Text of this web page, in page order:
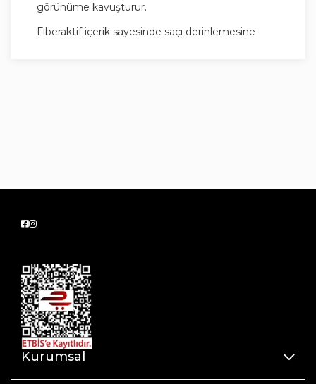
görünüme kavuşturur.
Fiberaktif içerik sayesinde saçı derinlemesine
Islak saça dipten uca masaj yaparak uygulayın.
uygulama önerilir.
Güvenlik Bilgileri
Gözle temas halinde ılık suyla durulayın.
Serin, güneş ışığından uzak bir yerde saklayın.
Kurumsal